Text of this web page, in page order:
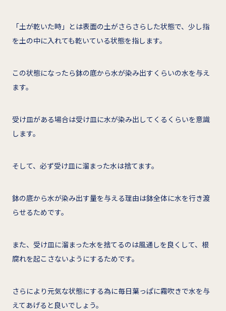
「土が乾いた時」とは表面の土がさらさらした状態で、少し指
を土の中に入れても乾いている状態を指します。
この状態になったら鉢の底から水が染み出すくらいの水を与え
ます。
受け皿がある場合は受け皿に水が染み出してくるくらいを意識
します。
そして、必ず受け皿に溜まった水は捨てます。
鉢の底から水が染み出す量を与える理由は鉢全体に水を行き渡
らせるためです。
また、受け皿に溜まった水を捨てるのは風通しを良くして、根
腐れを起こさないようにするためです。
さらにより元気な状態にする為に毎日葉っぱに霧吹きで水を与
えてあげると良いでしょう。